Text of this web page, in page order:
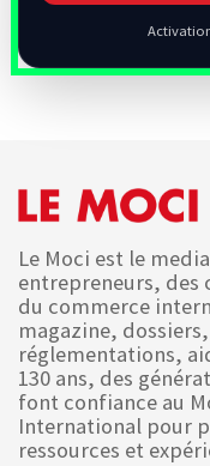
Le Moci est le
entrepreneurs, des
du commerce
magazine,
réglementations,
130 ans, des
font confiance au
International pour
ressources et